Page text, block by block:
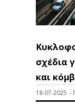
σχέδια
και
18-07-2025 -